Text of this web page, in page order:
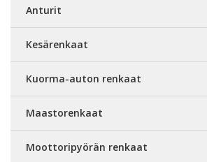
Anturit
Kesärenkaat
Kuorma-auton renkaat
Maastorenkaat
Moottoripyörän renkaat